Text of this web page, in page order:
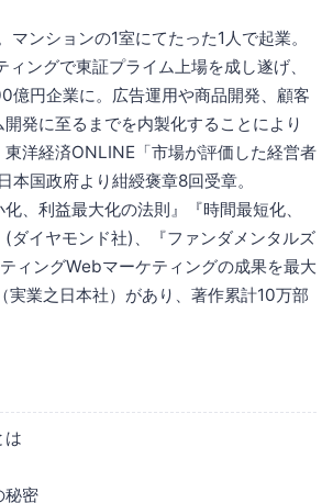
ンションの1室にてたった1人で起業。
ングで東証プライム上場を成し遂げ、
億円企業に。広告運用や商品開発、顧客
発に至るまでを内製化することにより
洋経済ONLINE「市場が評価した経営者
本国政府より紺綬褒章8回受章。
化、利益最大化の法則』『時間最短化、
(ダイヤモンド社)、『ファンダメンタルズ
ィングWebマーケティングの成果を最大
実業之日本社）があり、著作累計10万部
は
秘密